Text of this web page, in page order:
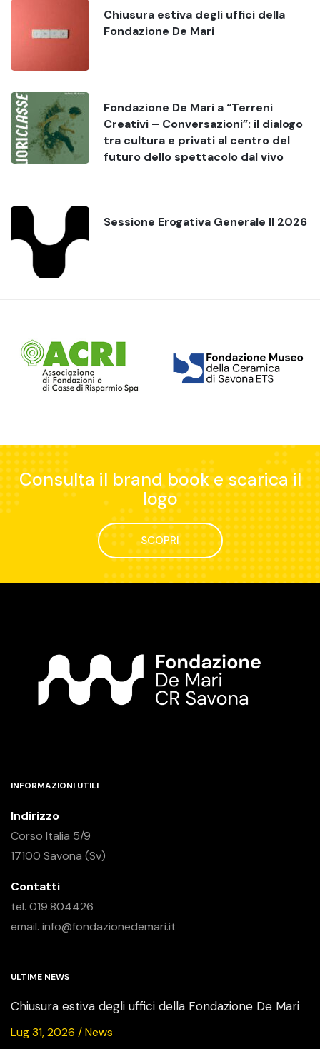
Chiusura estiva degli uffici della
Fondazione De Mari
Fondazione De Mari a “Terreni
Creativi – Conversazioni”: il dialogo
tra cultura e privati al centro del
futuro dello spettacolo dal vivo
Sessione Erogativa Generale II 2026
Consulta il brand book e scarica il
logo
SCOPRI
INFORMAZIONI UTILI
Indirizzo
Corso Italia 5/9
17100 Savona (Sv)
Contatti
tel. 019.804426
email. info@fondazionedemari.it
ULTIME NEWS
Chiusura estiva degli uffici della Fondazione De Mari
Lug 31, 2026 / News